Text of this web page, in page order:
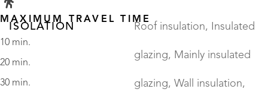
ISOLATION Roof insulation, Insulated
glazing, Mainly insulated
glazing, Wall insulation,
MAXIMUM TRAVEL TIME
10 min.
20 min.
30 min.